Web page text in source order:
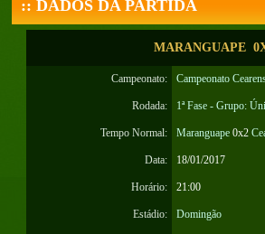
:: DADOS DA PARTIDA
MARANGUAPE
Campeonato: Campeonato
Rodada: 1ª Fase - Grupo:
Tempo Normal: Maranguape 0x2
Data: 18/01/2017
Horário: 21:00
Estádio: Domingão